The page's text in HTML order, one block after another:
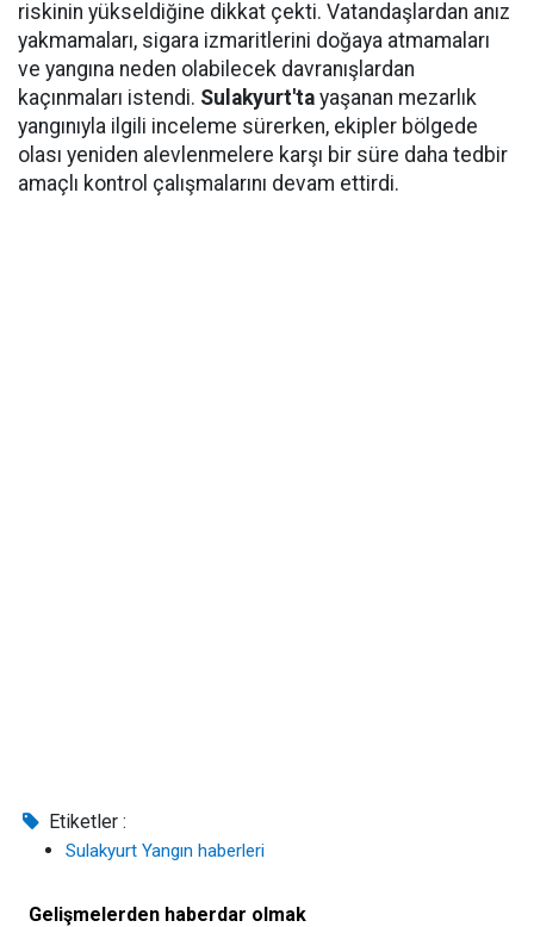
riskinin yükseldiğine dikkat çekti. Vatandaşlardan anız
yakmamaları, sigara izmaritlerini doğaya atmamaları
ve yangına neden olabilecek davranışlardan
kaçınmaları istendi. Sulakyurt'ta yaşanan mezarlık
yangınıyla ilgili inceleme sürerken, ekipler bölgede
olası yeniden alevlenmelere karşı bir süre daha tedbir
amaçlı kontrol çalışmalarını devam ettirdi.
Etiketler :
Sulakyurt Yangın haberleri
Gelişmelerden haberdar olmak